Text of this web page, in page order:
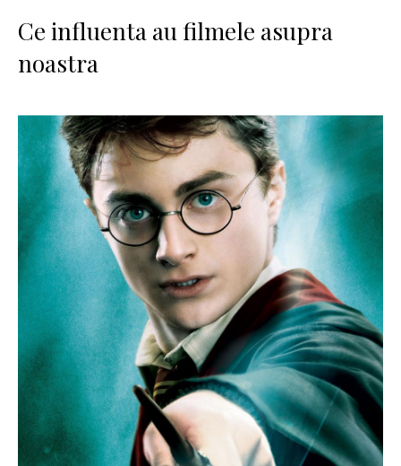
Ce influenta au filmele asupra
noastra